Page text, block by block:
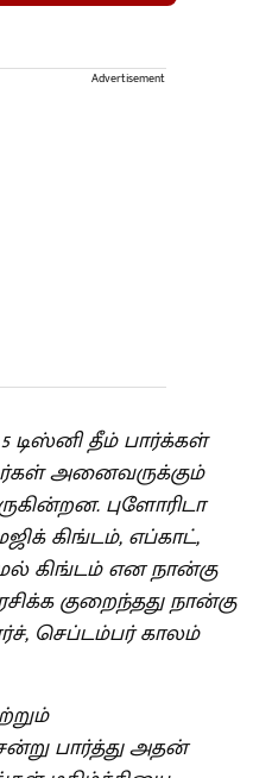
Advertisement
டிஸ்னி தீம் பார்க்கள்
அனைவருக்கும்
புளோரிடா
கிங்டம், எப்காட்,
கிங்டம் என நான்கு
குறைந்தது நான்கு
செப்டம்பர் காலம்
பார்த்து அதன்